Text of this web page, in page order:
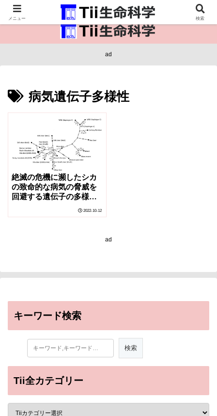
医療保健・生命・生物の情報インフラ。
ad
病気遺伝子多様性
絶滅の危機に瀕したシカ
の致命的な病気の脅威を
回避する遺伝子の多様性
could avoid threat of
2022-10-12
ad
キーワード検索
Tii全カテゴリー
メニュー 検索